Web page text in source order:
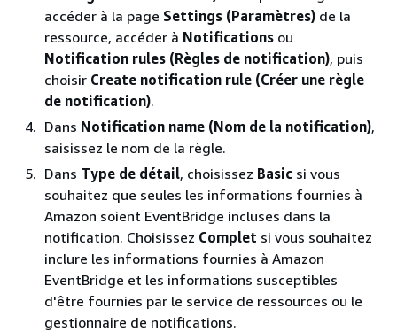
accéder à la page Settings (Paramètres) de la
ressource, accéder à Notifications ou
Notification rules (Règles de notification), puis
choisir Create notification rule (Créer une règle
de notification).
Dans Notification name (Nom de la notification),
saisissez le nom de la règle.
Dans Type de détail, choisissez Basic si vous
souhaitez que seules les informations fournies à
Amazon soient EventBridge incluses dans la
notification. Choisissez Complet si vous souhaitez
inclure les informations fournies à Amazon
EventBridge et les informations susceptibles
d'être fournies par le service de ressources ou le
gestionnaire de notifications.